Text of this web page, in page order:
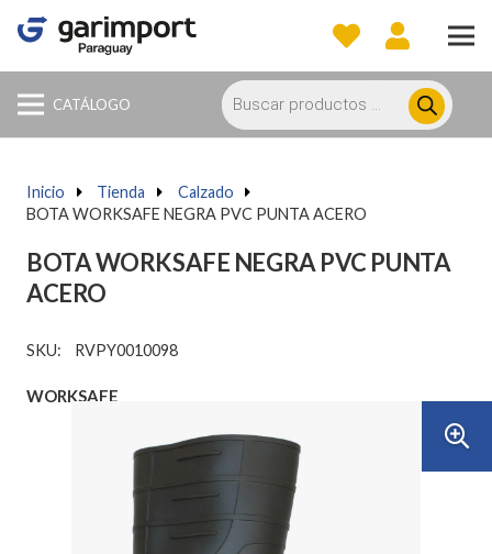
CATÁLOGO
Búsqueda
de
productos
Inicio a Tienda a Calzado
a
BOTA WORKSAFE NEGRA PVC PUNTA ACERO
BOTA WORKSAFE NEGRA PVC PUNTA
ACERO
SKU: RVPY0010098
WORKSAFE